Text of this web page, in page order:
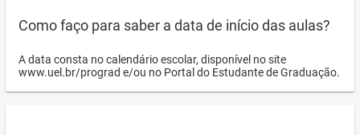
Como faço para saber a data de início das aulas?
A data consta no calendário escolar, disponível no site
www.uel.br/prograd e/ou no Portal do Estudante de Graduação.